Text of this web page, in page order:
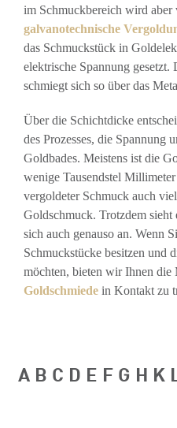
im Schmuckbereich wird aber
galvanotechnische
das Schmuckstück in
elektrische Spannung
schmiegt sich so über das
Über die Schichtdicke
des Prozesses, die Spannung
Goldbades. Meistens ist die
wenige Tausendstel
vergoldeter Schmuck auch
Goldschmuck. Trotzdem sieht
sich auch genauso an. Wenn
Schmuckstücke besitzen und
möchten, bieten wir Ihnen
Goldschmiede in Kontakt zu
A B C D E F G H K